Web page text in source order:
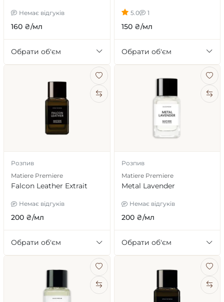
Немає відгуків
160 ₴/мл
Обрати об'єм
5.0 1
150 ₴/мл
Обрати об'єм
Розпив
Matiere Premiere
Falcon Leather Extrait
Немає відгуків
200 ₴/мл
Обрати об'єм
Розпив
Matiere Premiere
Metal Lavender
Немає відгуків
200 ₴/мл
Обрати об'єм